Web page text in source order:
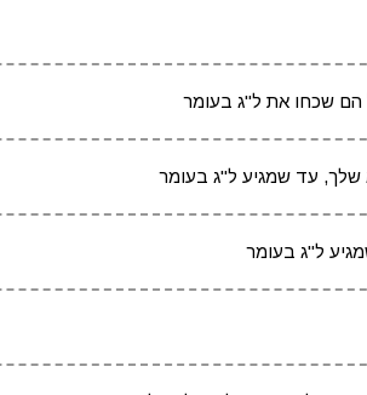
שכחו את ל"ג בעומר
עד שמגיע ל"ג בעומר
ל"ג בעומר